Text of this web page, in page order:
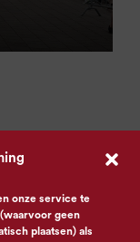
onze service te
geen
plaatsen) als